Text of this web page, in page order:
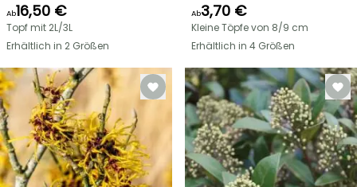
Ab16,50 €
Topf mit 2L/3L
Erhältlich in 2 Größen
Ab3,70 €
Kleine Töpfe von 8/9 cm
Erhältlich in 4 Größen